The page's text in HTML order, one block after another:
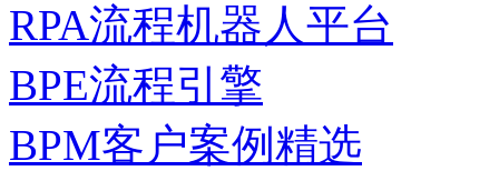
RPA流程机器人平台
BPE流程引擎
BPM客户案例精选